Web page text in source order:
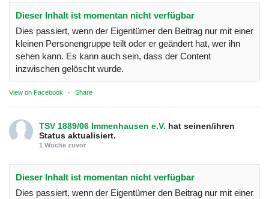
Dieser Inhalt ist momentan nicht verfügbar
Dies passiert, wenn der Eigentümer den Beitrag nur mit einer
kleinen Personengruppe teilt oder er geändert hat, wer ihn
sehen kann. Es kann auch sein, dass der Content
inzwischen gelöscht wurde.
View on Facebook · Share
TSV 1889/06 Immenhausen e.V. hat seinen/ihren
Status aktualisiert.
1 Woche zuvor
Dieser Inhalt ist momentan nicht verfügbar
Dies passiert, wenn der Eigentümer den Beitrag nur mit einer